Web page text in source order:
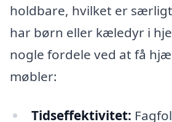
holdbare, hvilket er
har børn eller kæledyr i
nogle fordele ved at få
møbler:
Tidseffektivitet: